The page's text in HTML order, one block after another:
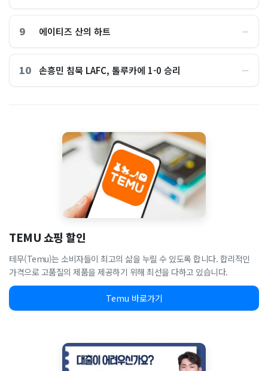
9 에이티즈 산의 하트 ―
10 손흥민 침묵 LAFC, 톨루카에 1-0 승리 ―
TEMU 쇼핑 할인
테무(Temu)는 소비자들이 최고의 삶을 누릴 수 있도록 합니다. 합리적인
가격으로 고품질의 제품을 제공하기 위해 최선을 다하고 있습니다.
Temu 바로가기